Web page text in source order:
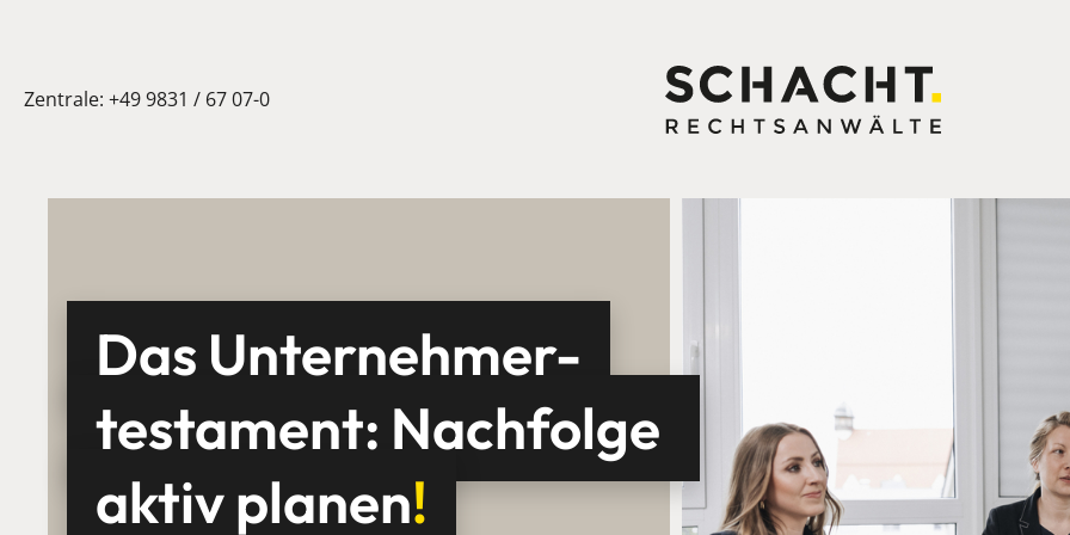
Zentrale: +49 9831 / 67 07-0
Das Unternehmer-
testament: Nachfolge
aktiv planen!